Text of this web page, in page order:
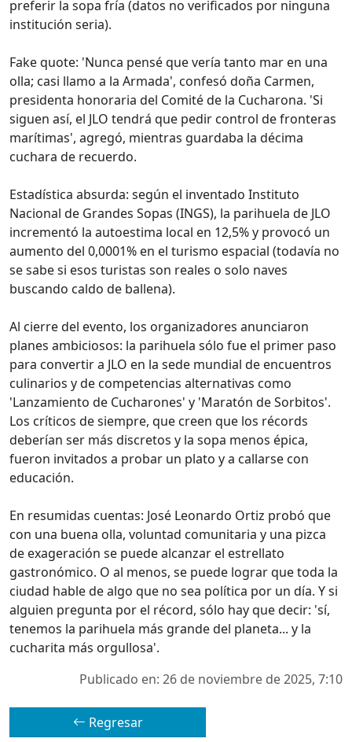
preferir la sopa fría (datos no verificados por ninguna
institución seria).
Fake quote: 'Nunca pensé que vería tanto mar en una
olla; casi llamo a la Armada', confesó doña Carmen,
presidenta honoraria del Comité de la Cucharona. 'Si
siguen así, el JLO tendrá que pedir control de fronteras
marítimas', agregó, mientras guardaba la décima
cuchara de recuerdo.
Estadística absurda: según el inventado Instituto
Nacional de Grandes Sopas (INGS), la parihuela de JLO
incrementó la autoestima local en 12,5% y provocó un
aumento del 0,0001% en el turismo espacial (todavía no
se sabe si esos turistas son reales o solo naves
buscando caldo de ballena).
Al cierre del evento, los organizadores anunciaron
planes ambiciosos: la parihuela sólo fue el primer paso
para convertir a JLO en la sede mundial de encuentros
culinarios y de competencias alternativas como
'Lanzamiento de Cucharones' y 'Maratón de Sorbitos'.
Los críticos de siempre, que creen que los récords
deberían ser más discretos y la sopa menos épica,
fueron invitados a probar un plato y a callarse con
educación.
En resumidas cuentas: José Leonardo Ortiz probó que
con una buena olla, voluntad comunitaria y una pizca
de exageración se puede alcanzar el estrellato
gastronómico. O al menos, se puede lograr que toda la
ciudad hable de algo que no sea política por un día. Y si
alguien pregunta por el récord, sólo hay que decir: 'sí,
tenemos la parihuela más grande del planeta... y la
cucharita más orgullosa'.
Publicado en: 26 de noviembre de 2025, 7:10
Regresar